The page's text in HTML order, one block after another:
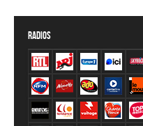
Réservé aux membres
Inscription
Radios